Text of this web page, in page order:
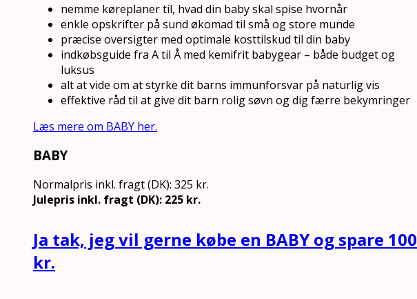
nemme køreplaner til, hvad din baby skal spise hvornår
enkle opskrifter på sund økomad til små og store munde
præcise oversigter med optimale kosttilskud til din baby
indkøbsguide fra A til Å med kemifrit babygear – både budget og
luksus
alt at vide om at styrke dit barns immunforsvar på naturlig vis
effektive råd til at give dit barn rolig søvn og dig færre bekymringer
Læs mere om BABY her.
BABY
Normalpris inkl. fragt (DK): 325 kr.
Julepris inkl. fragt (DK): 225 kr.
Ja tak, jeg vil gerne købe en BABY og spare 100
kr.